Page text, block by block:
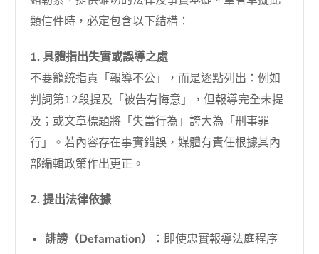
類信件時，必定包含以下結構：
1. 具體指出失實或誤導之處
不要籠統指責「報導不公」，而是逐點列出：例如
判詞第12段提及「被告有悔意」，但報導完全未提
及；或文章標題將「失當行為」誇大為「刑事罪
行」。若內容存在事實錯誤，媒體有責任根據其內
部編輯政策作出更正。
2. 提出法律依據
誹謗（Defamation）
：即使忠實報導法庭程序